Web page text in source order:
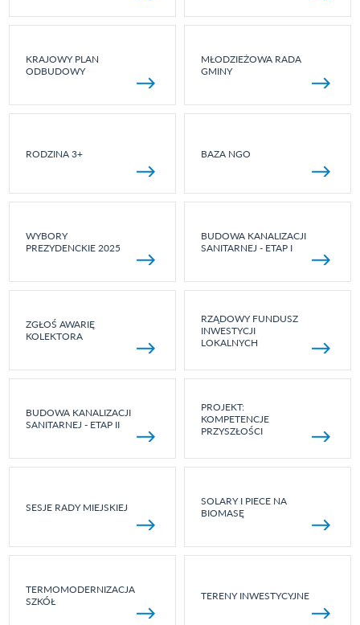
KRAJOWY PLAN
ODBUDOWY
MŁODZIEŻOWA RADA
GMINY
RODZINA 3+ BAZA NGO
WYBORY
PREZYDENCKIE 2025
BUDOWA KANALIZACJI
SANITARNEJ - ETAP I
ZGŁOŚ AWARIĘ
KOLEKTORA
RZĄDOWY FUNDUSZ
INWESTYCJI
LOKALNYCH
BUDOWA KANALIZACJI
SANITARNEJ - ETAP II
PROJEKT:
KOMPETENCJE
PRZYSZŁOŚCI
SESJE RADY MIEJSKIEJ
SOLARY I PIECE NA
BIOMASĘ
TERMOMODERNIZACJA
SZKÓŁ
TERENY INWESTYCYJNE